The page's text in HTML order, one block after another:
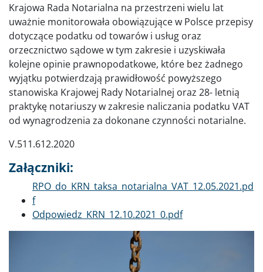
Krajowa Rada Notarialna na przestrzeni wielu lat
uważnie monitorowała obowiązujące w Polsce przepisy
dotyczące podatku od towarów i usług oraz
orzecznictwo sądowe w tym zakresie i uzyskiwała
kolejne opinie prawnopodatkowe, które bez żadnego
wyjątku potwierdzają prawidłowość powyższego
stanowiska Krajowej Rady Notarialnej oraz 28- letnią
praktykę notariuszy w zakresie naliczania podatku VAT
od wynagrodzenia za dokonane czynności notarialne.
V.511.612.2020
Załączniki:
Dokument
RPO_do_KRN_taksa_notarialna_VAT_12.05.2021.pd
f
Dokument
Odpowiedz_KRN_12.10.2021_0.pdf